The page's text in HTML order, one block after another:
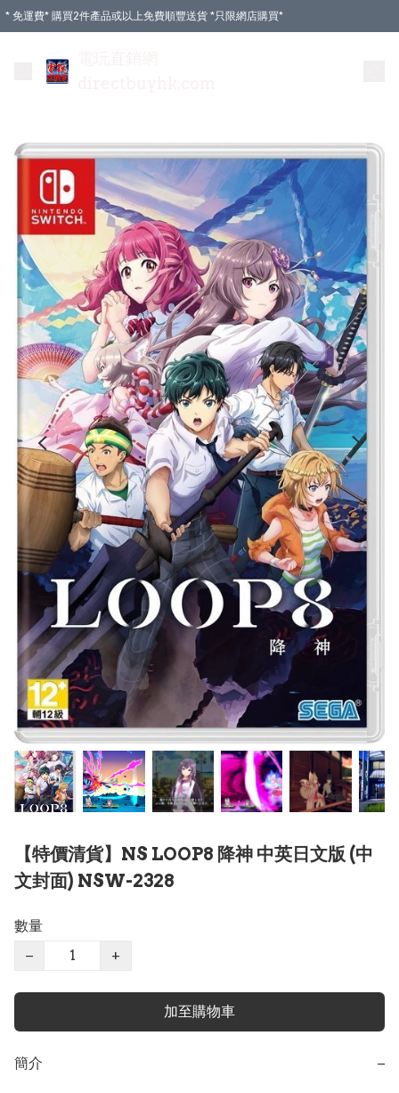
* 免運費* 購買2件產品或以上免費順豐送貨 *只限網店購買*
【特價清貨】NS LOOP8 降神 中英日文版 (中
文封面) NSW-2328
數量
−
+
加至購物車
簡介 −